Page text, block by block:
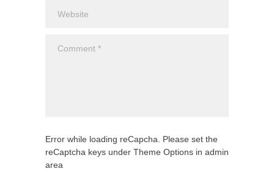
Error while loading reCapcha. Please set the
reCaptcha keys under Theme Options in admin
area